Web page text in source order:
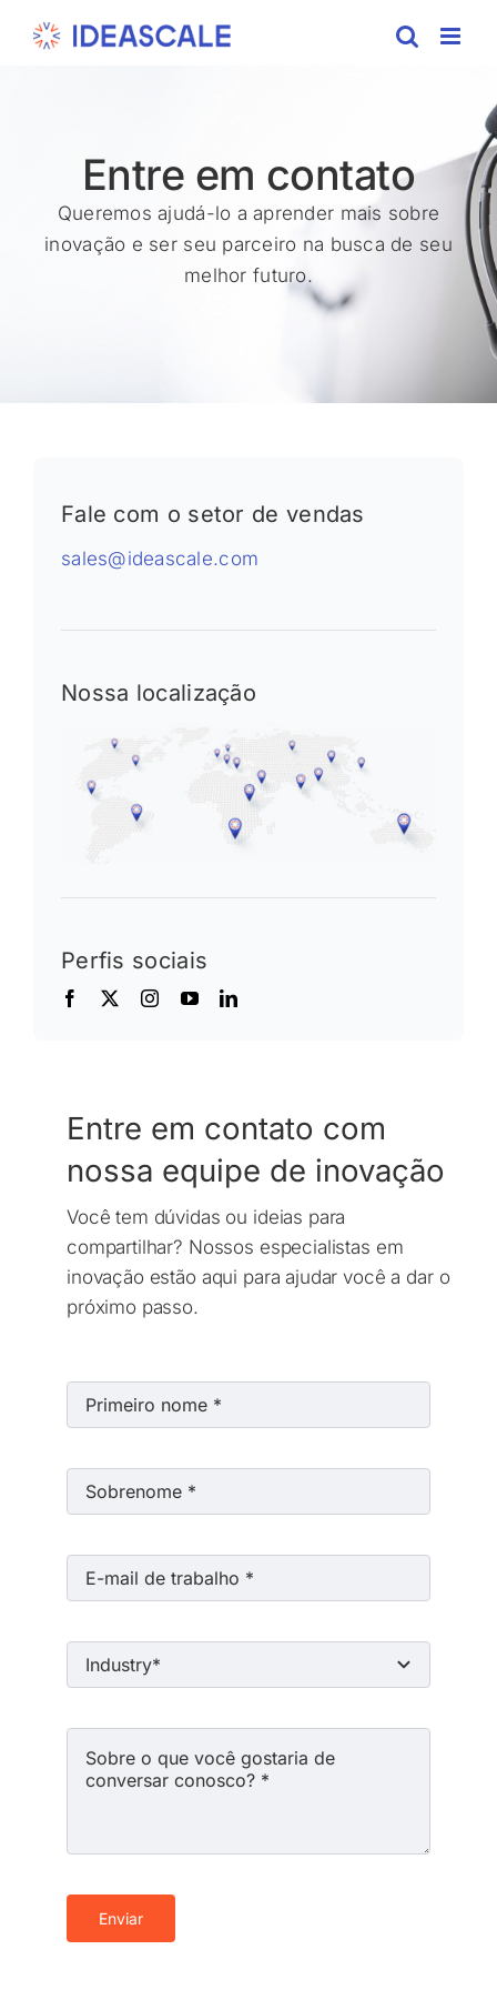
Entre em contato
Queremos ajudá-lo a aprender mais sobre
inovação e ser seu parceiro na busca de seu
melhor futuro.
Entre em contato com
nossa equipe de inovação
Você tem dúvidas ou ideias para
compartilhar? Nossos especialistas em
inovação estão aqui para ajudar você a dar o
próximo passo.
Enviar
Fale com o setor de vendas
sales@ideascale.com
Nossa localização
Perfis sociais